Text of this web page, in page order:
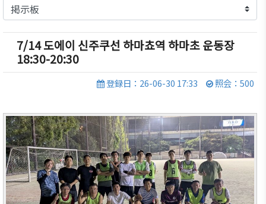
介
設立
目的/
沿革
主要
事業
定款
会員加
会員権
利·義務
·特典
会員社
検索/リ
スト
動
分科委
クラブ
（同好
会）
会員社
動靜
会員社
お知ら
ベント
商情報
セミナ
ー
イベン
ト写真
7/14 도에이 신주쿠선 하마쵸역 하마초 운동장
18:30-20:30
登録日：26-06-30 17:33 照会：500